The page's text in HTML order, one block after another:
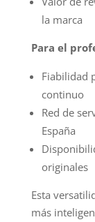
la marca
Para el
Fiabilidad
continuo
Red de
España
originales
Esta
más